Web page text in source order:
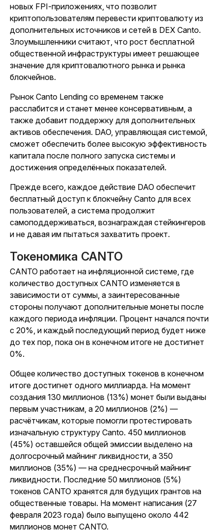
новых FPI-приложениях, что позволит
криптопользователям перевести криптовалюту из
дополнительных источников и сетей в DEX Canto.
Злоумышленники считают, что рост бесплатной
общественной инфраструктуры имеет решающее
значение для криптовалютного рынка и рынка
блокчейнов.
Рынок Canto Lending со временем также
расслабится и станет менее консервативным, а
также добавит поддержку для дополнительных
активов обеспечения. DAO, управляющая системой,
сможет обеспечить более высокую эффективность
капитала после полного запуска системы и
достижения определённых показателей.
Прежде всего, каждое действие DAO обеспечит
бесплатный доступ к блокчейну Canto для всех
пользователей, а система продолжит
самоподдерживаться, вознаграждая стейкингеров
и не давая им пытаться захватить проект.
Токеномика CANTO
CANTO работает на инфляционной системе, где
количество доступных CANTO изменяется в
зависимости от суммы, а заинтересованные
стороны получают дополнительные монеты после
каждого периода инфляции. Процент начался почти
с 20%, и каждый последующий период будет ниже
до тех пор, пока он в конечном итоге не достигнет
0%.
Общее количество доступных токенов в конечном
итоге достигнет одного миллиарда. На момент
создания 130 миллионов (13%) монет были выданы
первым участникам, а 20 миллионов (2%) —
расчётчикам, которые помогли протестировать
изначальную структуру Canto. 450 миллионов
(45%) оставшейся общей эмиссии выделено на
долгосрочный майнинг ликвидности, а 350
миллионов (35%) — на среднесрочный майнинг
ликвидности. Последние 50 миллионов (5%)
токенов CANTO хранятся для будущих грантов на
общественные товары. На момент написания (27
февраля 2023 года) было выпущено около 442
миллионов монет CANTO.